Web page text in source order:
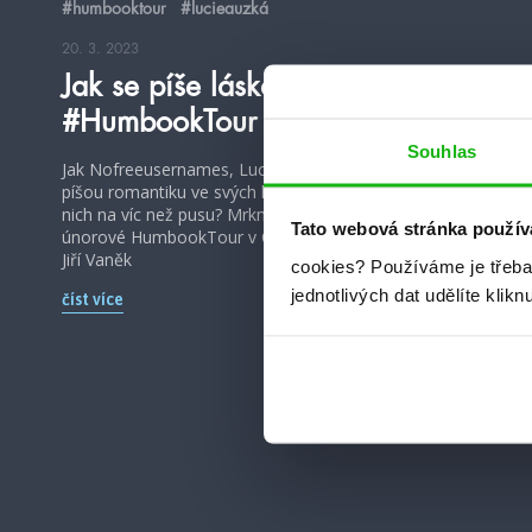
Souhlas
Tato webová stránka
cookies? Používáme je
jednotlivých dat udělíte
#humbooktour #lucieauzká
20. 3. 2023
Jak se píše láska?
#HumbookTour Ostrava 2023
Jak Nofreeusernames, Lucie Auzká a Míša Dopitová
píšou romantiku ve svých knihách a troufá si některá z
nich na víc než pusu? Mrkněte na záznam z besedy z
únorové HumbookTour v Ostravě. Foto v náhledovce:
Jiří Vaněk
číst více